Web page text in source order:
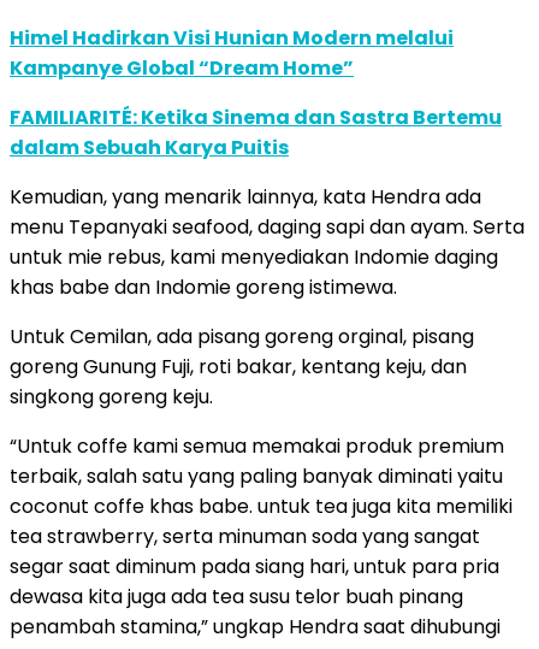
Himel Hadirkan Visi Hunian Modern melalui
Kampanye Global “Dream Home”
FAMILIARITÉ: Ketika Sinema dan Sastra Bertemu
dalam Sebuah Karya Puitis
Kemudian, yang menarik lainnya, kata Hendra ada
menu Tepanyaki seafood, daging sapi dan ayam. Serta
untuk mie rebus, kami menyediakan Indomie daging
khas babe dan Indomie goreng istimewa.
Untuk Cemilan, ada pisang goreng orginal, pisang
goreng Gunung Fuji, roti bakar, kentang keju, dan
singkong goreng keju.
“Untuk coffe kami semua memakai produk premium
terbaik, salah satu yang paling banyak diminati yaitu
coconut coffe khas babe. untuk tea juga kita memiliki
tea strawberry, serta minuman soda yang sangat
segar saat diminum pada siang hari, untuk para pria
dewasa kita juga ada tea susu telor buah pinang
penambah stamina,” ungkap Hendra saat dihubungi